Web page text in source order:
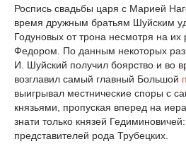
Роспись свадьбы царя с Марией
время дружным братьям Шуйским
Годуновых от трона несмотря на их
Федором. По данным некоторых
И. Шуйский получил боярство и во
возглавил самый главный Большой
выигрывал местнические споры с
князьями, пропуская вперед на
знати только князей
представителей рода Трубецких.